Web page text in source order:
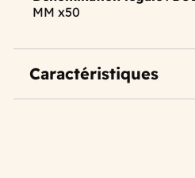
MM x50
Caractéristiques